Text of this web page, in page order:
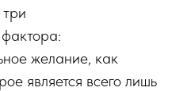
желание, как
является всего лишь